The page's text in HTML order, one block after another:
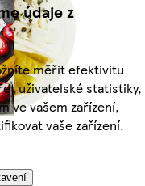
údaje z
měřit efektivitu
uživatelské statistiky,
ve vašem zařízení,
vaše zařízení.